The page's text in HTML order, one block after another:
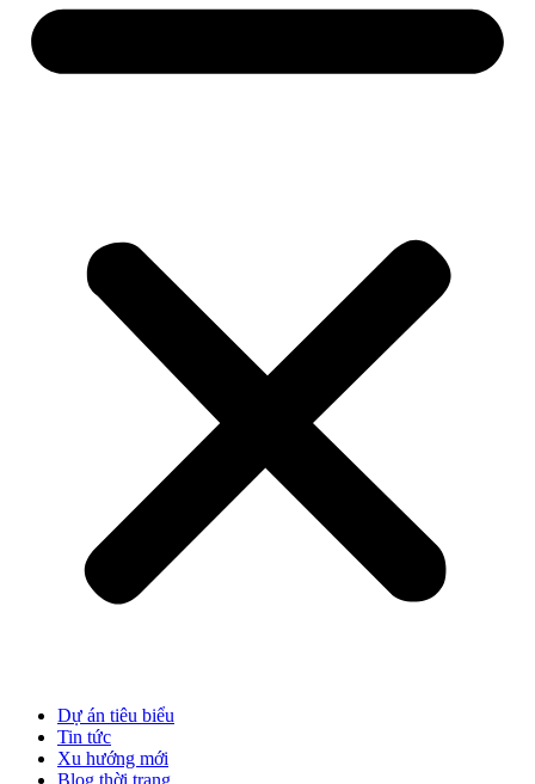
Dự án tiêu biểu
Tin tức
Xu hướng mới
Blog thời trang